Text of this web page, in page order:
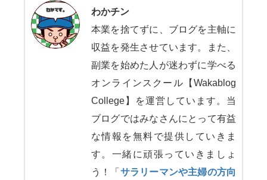
わかチン
本業を捨てずに、ブログを主軸に
収益を発生させています。また、
副業を始めた人が迷わずに学べる
オンラインスクール【Wakablog
College】を運営しています。当
ブログではみなさんにとって有益
な情報を無料で提供していきま
す。一緒に頑張っていきましょ
う！「 サラリーマンや主婦の方向